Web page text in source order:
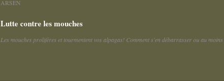
Lutte contre les mouches
Les mouches prolifères et tourmentent vos alpagas! Comment s'en débarrasser ou au moins
ARSEN